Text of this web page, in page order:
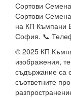
Сортови
Сортови
на КП Къмпани
София. 📞
© 2025 КП
изображения,
съдържание са
съответните